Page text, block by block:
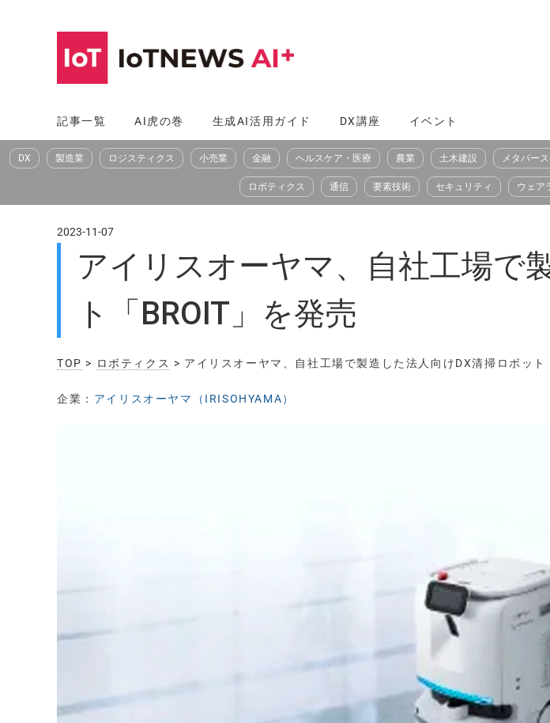
へ
ス
記事一覧 AI虎の巻 生成AI活用ガイド DX講座 イベント
DX 製造業 ロジスティクス 小売業 金融 ヘルスケア・医療 農業 土木建設 メタバース
ロボティクス 通信 要素技術 セキュリティ ウェア
2023-11-07
アイリスオーヤマ、自社工場で
ト「BROIT」を発売
TOP > ロボティクス > アイリスオーヤマ、自社工場で製造した法人向けDX清掃ロボット
企業： アイリスオーヤマ（IRISOHYAMA）